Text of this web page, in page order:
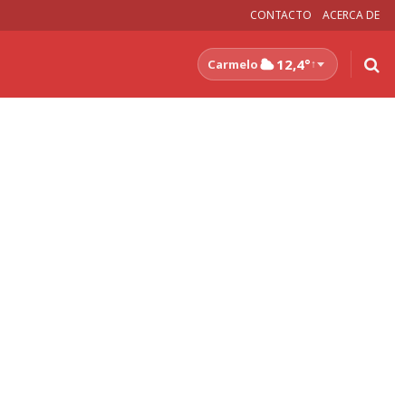
CONTACTO ACERCA DE
Carmelo 12,4°↑